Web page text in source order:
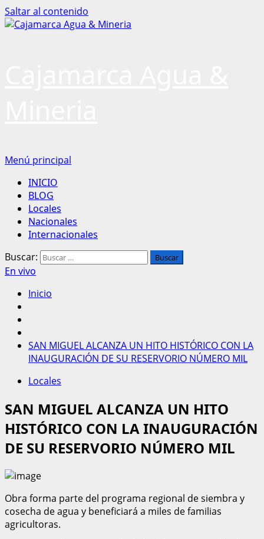
Saltar al contenido
Menú principal
INICIO
BLOG
Locales
Nacionales
Internacionales
Buscar:
En vivo
Inicio
SAN MIGUEL ALCANZA UN HITO HISTÓRICO CON LA
INAUGURACIÓN DE SU RESERVORIO NÚMERO MIL
Locales
SAN MIGUEL ALCANZA UN HITO
HISTÓRICO CON LA INAUGURACIÓN
DE SU RESERVORIO NÚMERO MIL
Obra forma parte del programa regional de siembra y
cosecha de agua y beneficiará a miles de familias
agricultoras.